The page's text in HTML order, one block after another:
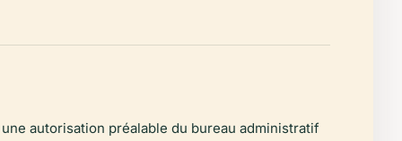
autorisation préalable du bureau administratif